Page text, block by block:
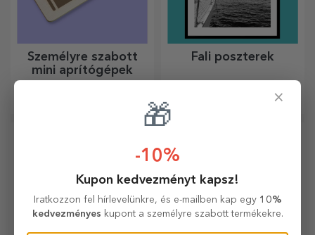
Személyre szabott
mini aprítógépek
legfinomabb ételek, válassza
Fali poszterek
kollekciónkat, amelyeket
Modern dizájn, élénk színek
tökéletesek ahhoz, hogy
személyiséget adjanak
otthonának, irodájának vagy
stúdiójának.
×
🎁
-10%
Kupon kedvezményt kapsz!
Iratkozzon fel hírlevelünkre, és e-mailben kap egy 10%
kedvezményes kupont a személyre szabott termékekre.